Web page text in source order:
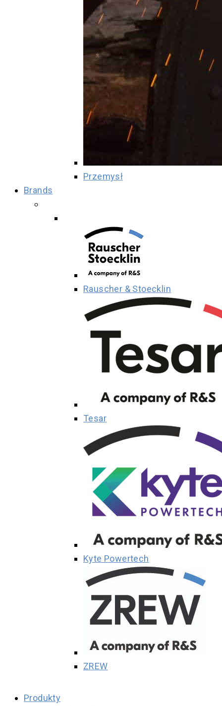
Przemysł
Brands
Rauscher & Stoecklin
Tesar
Kyte Powertech
ZREW
Produkty